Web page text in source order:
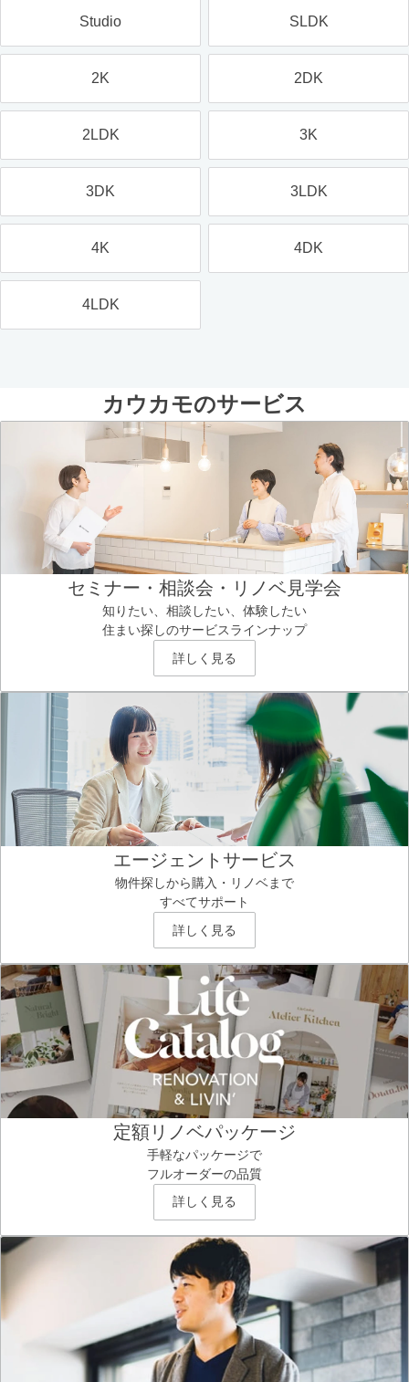
Studio SLDK
2K 2DK
2LDK 3K
3DK 3LDK
4K 4DK
4LDK
カウカモのサービス
セミナー・相談会・リノベ見学会
知りたい、相談したい、体験したい
住まい探しのサービスラインナップ
詳しく見る
エージェントサービス
物件探しから購入・リノベまで
すべてサポート
詳しく見る
定額リノベパッケージ
手軽なパッケージで
フルオーダーの品質
詳しく見る